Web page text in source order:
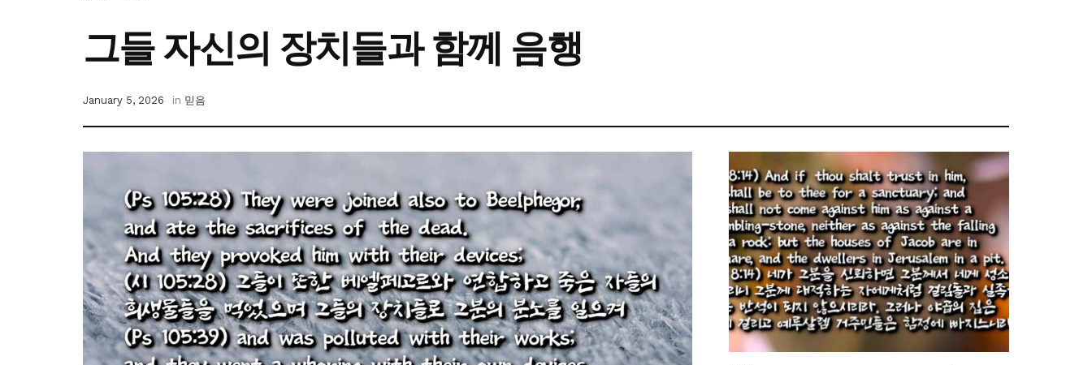
그들 자신의 장치들과 함께 음행
January 5, 2026 in 믿음